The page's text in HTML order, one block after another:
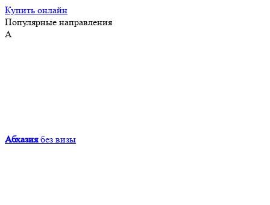
Купить онлайн
Популярные направления
А
Абхазия без визы